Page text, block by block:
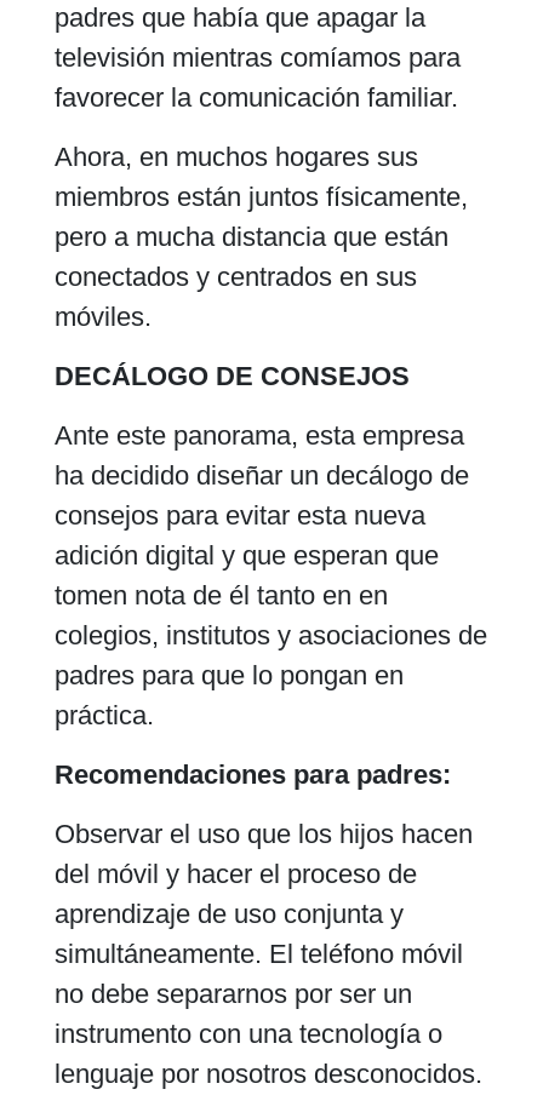
padres que había que apagar la
televisión mientras comíamos para
favorecer la comunicación familiar.
Ahora, en muchos hogares sus
miembros están juntos físicamente,
pero a mucha distancia que están
conectados y centrados en sus
móviles.
DECÁLOGO DE CONSEJOS
Ante este panorama, esta empresa
ha decidido diseñar un decálogo de
consejos para evitar esta nueva
adición digital y que esperan que
tomen nota de él tanto en en
colegios, institutos y asociaciones de
padres para que lo pongan en
práctica.
Recomendaciones para padres:
Observar el uso que los hijos hacen
del móvil y hacer el proceso de
aprendizaje de uso conjunta y
simultáneamente. El teléfono móvil
no debe separarnos por ser un
instrumento con una tecnología o
lenguaje por nosotros desconocidos.